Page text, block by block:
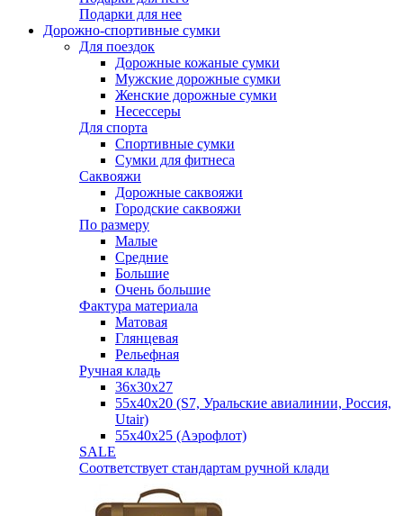
Подарки для нее
Дорожно-спортивные сумки
Для поездок
Дорожные кожаные сумки
Мужские дорожные сумки
Женские дорожные сумки
Несессеры
Для спорта
Спортивные сумки
Сумки для фитнеса
Саквояжи
Дорожные саквояжи
Городские саквояжи
По размеру
Малые
Средние
Большие
Очень большие
Фактура материала
Матовая
Глянцевая
Рельефная
Ручная кладь
36х30x27
55х40х20 (S7, Уральские авиалинии, Россия,
Utair)
55х40х25 (Аэрофлот)
SALE
Соответствует стандартам ручной клади